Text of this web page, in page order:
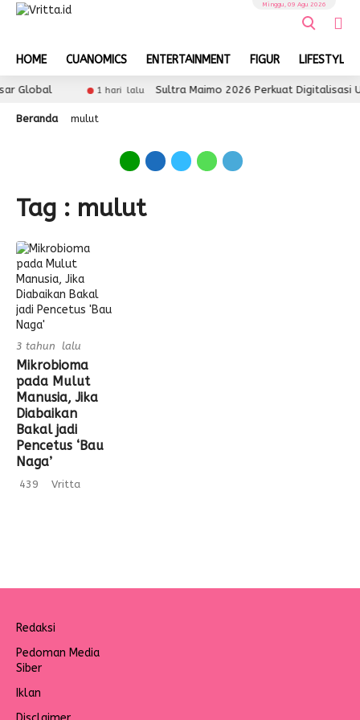
HOME CUANOMICS ENTERTAINMENT FIGUR LIFESTYLE
Minggu, 09 Agu 2026
Global 1 hari lalu Sultra Maimo 2026 Perkuat Digitalisasi
Beranda mulut
Tag : mulut
3 tahun lalu
Mikrobioma
pada Mulut
Manusia, Jika
Diabaikan
Bakal jadi
Pencetus ‘Bau
Naga’
439 Vritta
Redaksi
Pedoman Media
Siber
Iklan